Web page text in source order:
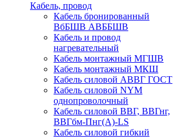
Кабель, провод
Кабель бронированный
ВбБШВ АВББШВ
Кабель и провод
нагревательный
Кабель монтажный МГШВ
Кабель монтажный МКШ
Кабель силовой АВВГ ГОСТ
Кабель силовой NYM
однопроволочный
Кабель силовой ВВГ, ВВГнг,
ВВГбм-Пнг(А)-LS
Кабель силовой гибкий